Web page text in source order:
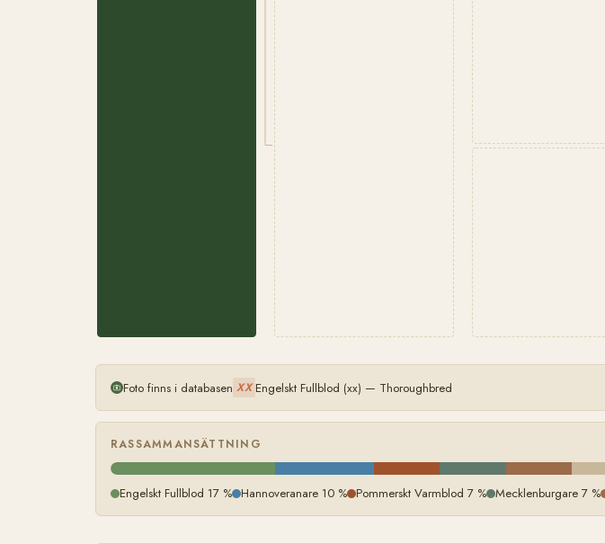
Foto finns i databasen XX Engelskt Fullblod (xx) — Thoroughbred
RASSAMMANSÄTTNING
Engelskt Fullblod 17 % Hannoveranare 10 % Pommerskt Varmblod 7 % Mecklenburgare 7 %